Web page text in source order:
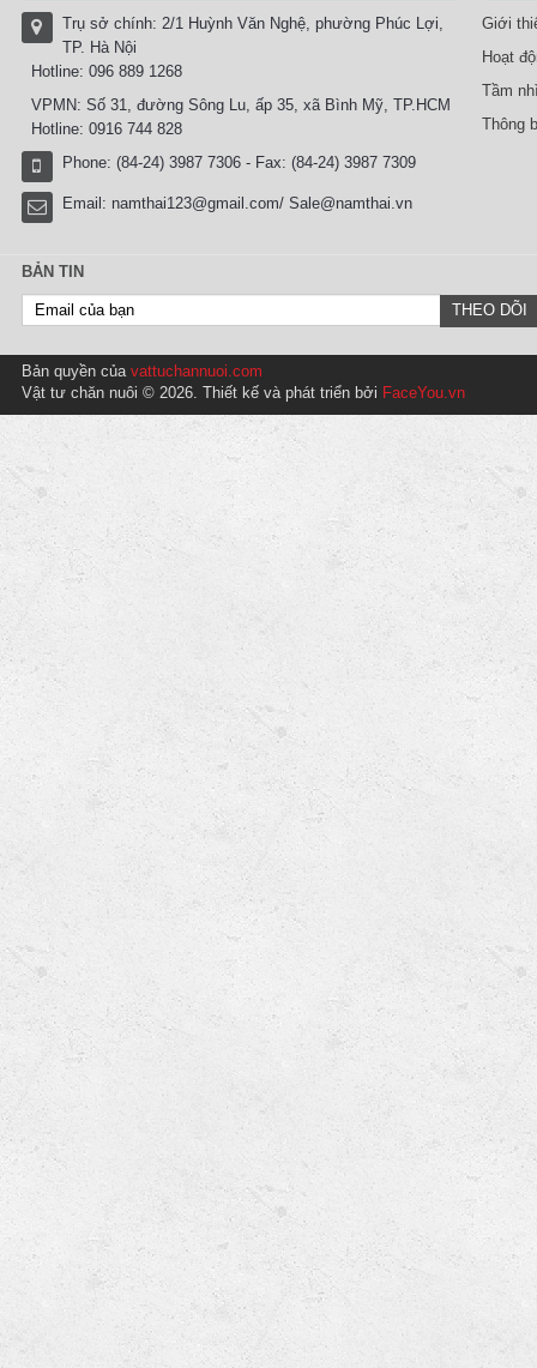
Trụ sở chính: 2/1 Huỳnh Văn Nghệ, phường Phúc Lợi,
TP. Hà Nội
Hotline: 096 889 1268
VPMN: Số 31, đường Sông Lu, ấp 35, xã Bình Mỹ, TP.HCM
Hotline: 0916 744 828
Phone: (84-24) 3987 7306 - Fax: (84-24) 3987 7309
Email: namthai123@gmail.com/ Sale@namthai.vn
Giới
Hoạt
Tầm
Thông
BẢN TIN
Bản quyền của vattuchannuoi.com
Vật tư chăn nuôi © 2026. Thiết kế và phát triển bởi FaceYou.vn